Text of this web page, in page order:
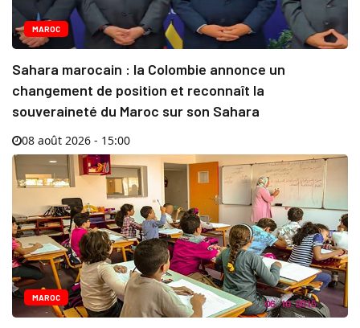
MAROC
Sahara marocain : la Colombie annonce un
changement de position et reconnaît la
souveraineté du Maroc sur son Sahara
08 août 2026 - 15:00
MAROC